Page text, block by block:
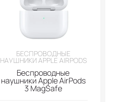
БЕСПРОВОДНЫЕ
НАУШНИКИ APPLE AIRPODS
Беспроводные
наушники Apple AirPods
3 MagSafe